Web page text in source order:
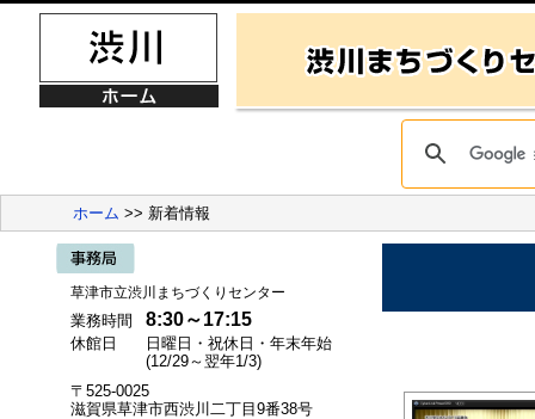
ホーム >> 新着情報
草津市立渋川まちづくりセンター
業務時間 8:30～17:15
休館日
日曜日・祝休日・年末年始
(12/29～翌年1/3)
〒525-0025
滋賀県草津市西渋川二丁目9番38号